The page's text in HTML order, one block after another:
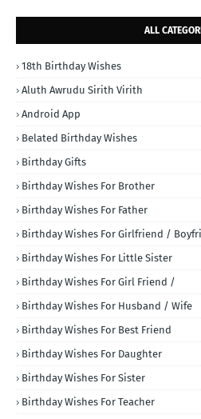
ALL
18th Birthday Wishes
Aluth Awrudu Sirith Virith
Android App
Belated Birthday Wishes
Birthday Gifts
Birthday Wishes For Brother
Birthday Wishes For Father
Birthday Wishes For Girlfriend /
Birthday Wishes For Little Sister
Birthday Wishes For Girl Friend /
Birthday Wishes For Husband / Wife
Birthday Wishes For Best Friend
Birthday Wishes For Daughter
Birthday Wishes For Sister
Birthday Wishes For Teacher